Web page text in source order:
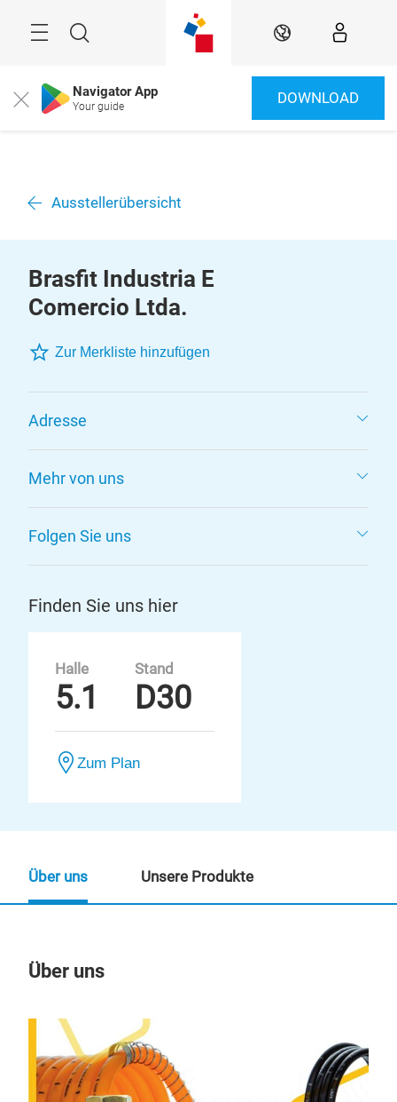
Suche DE
Close Navigator App
Your guide DOWNLOAD
Ausstellerübersicht
Brasfit Industria E
Comercio Ltda.
Zur Merkliste hinzufügen
Adresse
Mehr von uns
Folgen Sie uns
Finden Sie uns hier
Halle
5.1
Stand
D30
Zum Plan
Über uns
Über uns Unsere Produkte